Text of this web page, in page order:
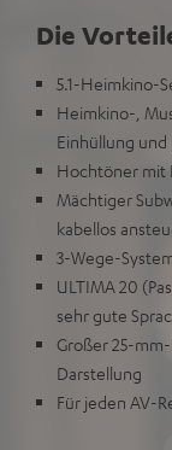
Die
5.1-Heimkino-
Heimkino-,
Einhüllung und
Hochtöner mit
Mächtiger
kabellos
3-Wege-
ULTIMA 20
sehr gute
Großer 25-
Darstellung
Für jeden AV-